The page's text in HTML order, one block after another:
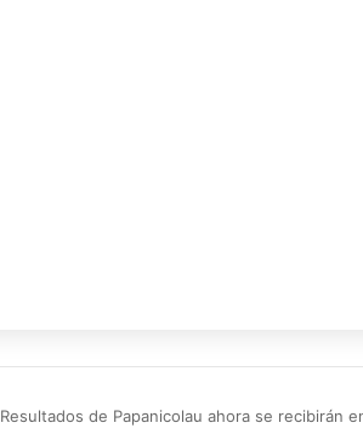
Resultados de Papanicolau ahora se recibirán